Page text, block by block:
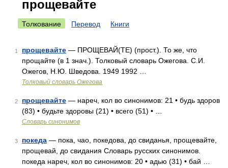
прощевайте
Толкование Перевод Книги
1 прощевайте — ПРОЩЕВАЙ(ТЕ) (прост.). То же, что
прощайте (в 1 знач.). Толковый словарь Ожегова. С.И.
Ожегов, Н.Ю. Шведова. 1949 1992 …
Толковый словарь Ожегова
2 прощевайте — нареч, кол во синонимов: 21 • будь здоров
(83) • будьте здоровы (21) • всего (51) • …
Словарь синонимов
3 покеда — пока, чао, покедова, до свиданья, прощевайте,
прощевай, до свидания Словарь русских синонимов.
покеда нареч, кол во синонимов: 20 • адью (31) • бай …